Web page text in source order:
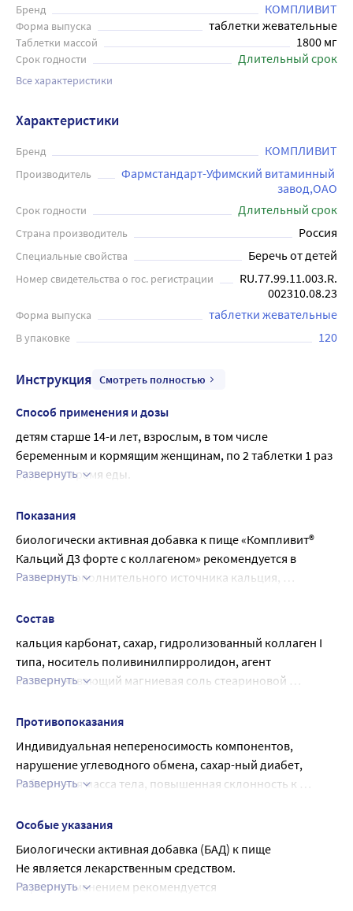
Бренд КОМПЛИВИТ
Форма выпуска таблетки жевательные
Таблетки массой 1800 мг
Срок годности Длительный срок
Все характеристики
Характеристики
Бренд КОМПЛИВИТ
Производитель
Фармстандарт-Уфимский витаминный
завод,ОАО
Срок годности Длительный срок
Страна производитель Россия
Специальные свойства Беречь от детей
Номер свидетельства о гос. регистрации
RU.77.99.11.003.R.
002310.08.23
Форма выпуска таблетки жевательные
В упаковке 120
Инструкция Смотреть полностью
Способ применения и дозы
детям старше 14-и лет, взрослым, в том числе
беременным и кормящим женщинам, по 2 таблетки 1 раз
в день во время еды.
Перед применением рекомендуется
проконсультироваться с врачом.
Беременным и кормящим женщинам принимать по
рекомендации и под наблюдением врача.
Перед применением БАД детьми проконсультироваться с
Развернуть
Показания
биологически активная добавка к пище «Компливит®
Кальций Д3 форте с коллагеном» рекомендуется в
качестве дополнительного источника кальция,
Развернуть
Состав
кальция карбонат, сахар, гидролизованный коллаген I
типа, носитель поливинилпирролидон, агент
антислеживающий магниевая соль стеариновой
перечная, агент антислеживающий кремния диоксид
(филлохинон).
Развернуть
Противопоказания
Индивидуальная непереносимость компонентов,
нарушение углеводного обмена, сахар-ный диабет,
избыточная масса тела, повышенная склонность к
Развернуть
Особые указания
Биологически активная добавка (БАД) к пище
Не является лекарственным средством.
Перед применением рекомендуется
Развернуть